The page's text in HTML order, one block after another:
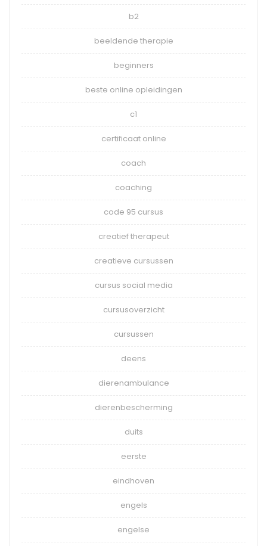
b2
beeldende therapie
beginners
beste online opleidingen
c1
certificaat online
coach
coaching
code 95 cursus
creatief therapeut
creatieve cursussen
cursus social media
cursusoverzicht
cursussen
deens
dierenambulance
dierenbescherming
duits
eerste
eindhoven
engels
engelse